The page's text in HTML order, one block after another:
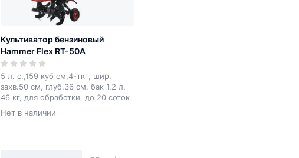
Культиватор бензиновый
Hammer Flex RT-50A
5 л. с.,159 куб см,4-ткт, шир.
захв.50 см, глуб.36 см, бак 1.2 л,
46 кг, для обработки до 20 соток
Нет в наличии